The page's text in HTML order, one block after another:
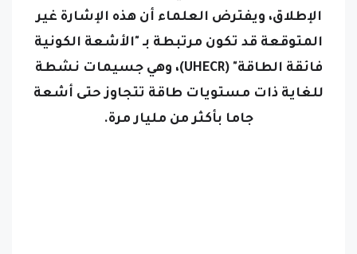
الإطلاق، ويفترض العلماء أن هذه الإشارة غير
المتوقعة قد تكون مرتبطة بـ "الأشعة الكونية
فائقة الطاقة" (UHECR)، وهي جسيمات نشطة
للغاية ذات مستويات طاقة تتجاوز حتى أشعة
جاما بأكثر من مليار مرة.